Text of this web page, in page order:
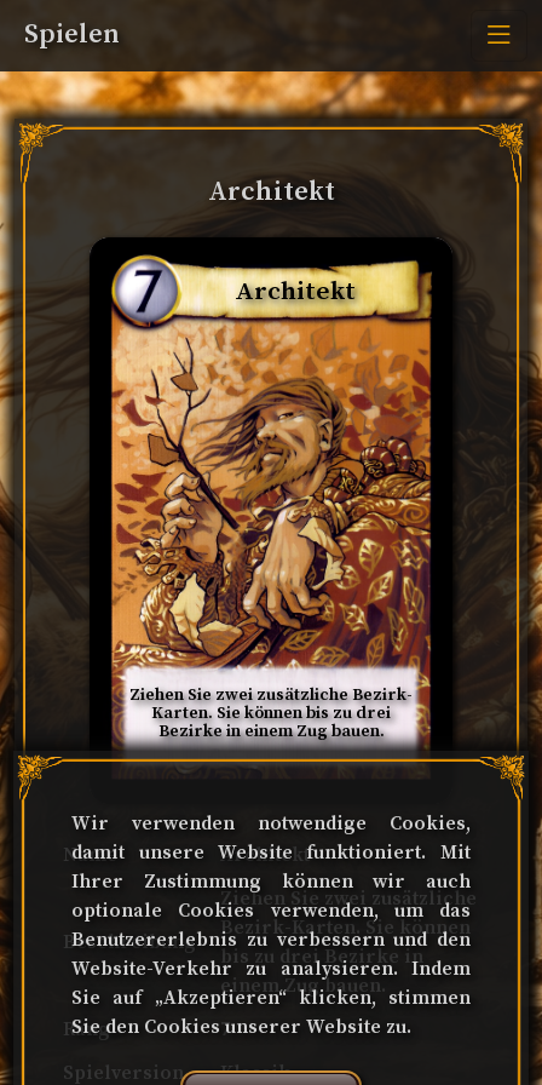
Spielen
Architekt
Architekt
Ziehen Sie zwei zusätzliche Bezirk-
Karten. Sie können bis zu drei
Bezirke in einem Zug bauen.
Name Architekt
Beschreibung
Ziehen Sie zwei zusätzliche
Bezirk-Karten. Sie können
bis zu drei Bezirke in
einem Zug bauen.
Rang
7
Spielversion
Klassik
Wir verwenden notwendige Cookies,
damit unsere Website funktioniert. Mit
Ihrer Zustimmung können wir auch
optionale Cookies verwenden, um das
Benutzererlebnis zu verbessern und den
Website-Verkehr zu analysieren. Indem
Sie auf „Akzeptieren“ klicken, stimmen
Sie den Cookies unserer Website zu.